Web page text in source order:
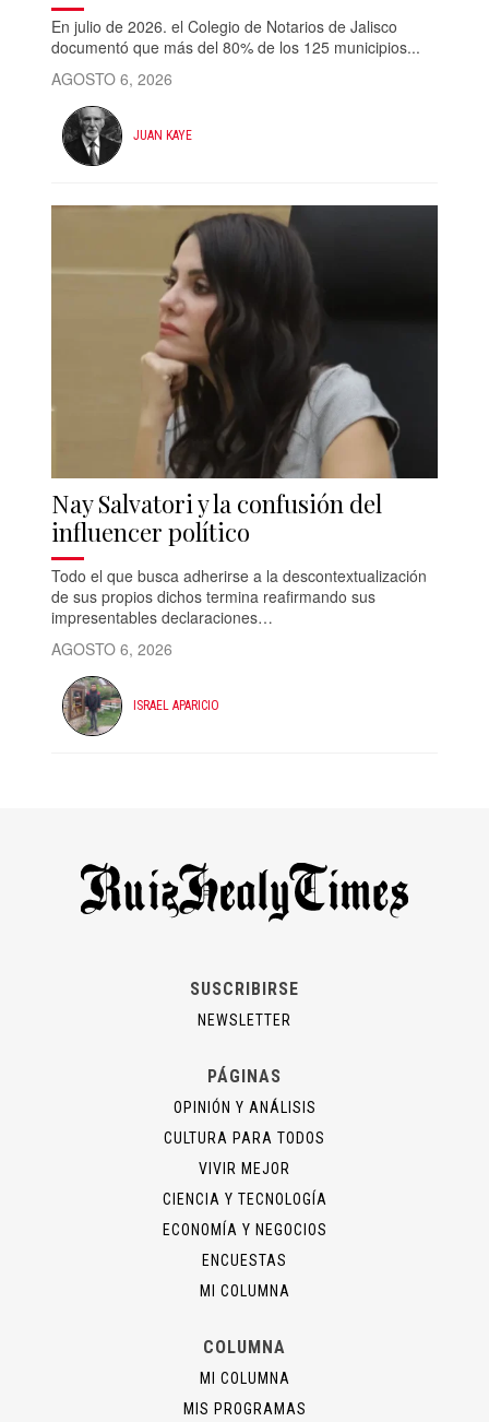
En julio de 2026. el Colegio de Notarios de Jalisco
documentó que más del 80% de los 125 municipios...
AGOSTO 6, 2026
JUAN KAYE
Nay Salvatori y la confusión del
influencer político
Todo el que busca adherirse a la descontextualización
de sus propios dichos termina reafirmando sus
impresentables declaraciones…
AGOSTO 6, 2026
ISRAEL APARICIO
SUSCRIBIRSE
NEWSLETTER
PÁGINAS
OPINIÓN Y ANÁLISIS
CULTURA PARA TODOS
VIVIR MEJOR
CIENCIA Y TECNOLOGÍA
ECONOMÍA Y NEGOCIOS
ENCUESTAS
MI COLUMNA
COLUMNA
MI COLUMNA
MIS PROGRAMAS